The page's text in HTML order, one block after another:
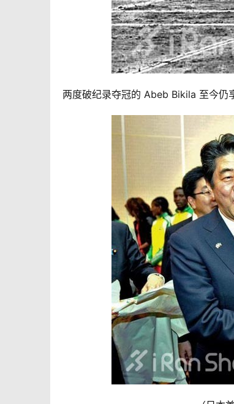
两度破纪录夺冠的 Abeb Bikila 至今仍